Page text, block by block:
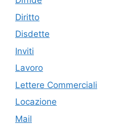
Diritto
Disdette
Inviti
Lavoro
Lettere Commerciali
Locazione
Mail